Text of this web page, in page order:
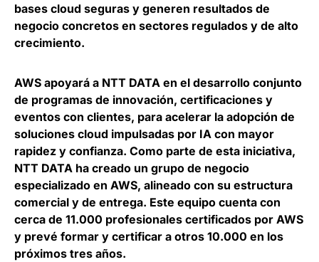
bases cloud seguras y generen resultados de
negocio concretos en sectores regulados y de alto
crecimiento.
AWS apoyará a NTT DATA en el desarrollo conjunto
de programas de innovación, certificaciones y
eventos con clientes, para acelerar la adopción de
soluciones cloud impulsadas por IA con mayor
rapidez y confianza. Como parte de esta iniciativa,
NTT DATA ha creado un grupo de negocio
especializado en AWS, alineado con su estructura
comercial y de entrega. Este equipo cuenta con
cerca de 11.000 profesionales certificados por AWS
y prevé formar y certificar a otros 10.000 en los
próximos tres años.